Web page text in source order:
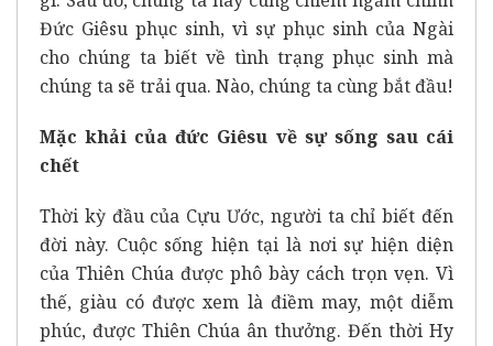
Đức Giêsu phục sinh, vì sự phục sinh của Ngài
cho chúng ta biết về tình trạng phục sinh mà
chúng ta sẽ trải qua. Nào, chúng ta cùng bắt đầu!
Mặc khải của đức Giêsu về sự sống sau cái
chết
Thời kỳ đầu của Cựu Ước, người ta chỉ biết đến
đời này. Cuộc sống hiện tại là nơi sự hiện diện
của Thiên Chúa được phô bày cách trọn vẹn. Vì
thế, giàu có được xem là điềm may, một diễm
phúc, được Thiên Chúa ân thưởng. Đến thời Hy